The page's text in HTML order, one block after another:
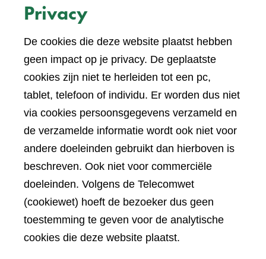
Privacy
De cookies die deze website plaatst hebben
geen impact op je privacy. De geplaatste
cookies zijn niet te herleiden tot een pc,
tablet, telefoon of individu. Er worden dus niet
via cookies persoonsgegevens verzameld en
de verzamelde informatie wordt ook niet voor
andere doeleinden gebruikt dan hierboven is
beschreven. Ook niet voor commerciële
doeleinden. Volgens de Telecomwet
(cookiewet) hoeft de bezoeker dus geen
toestemming te geven voor de analytische
cookies die deze website plaatst.